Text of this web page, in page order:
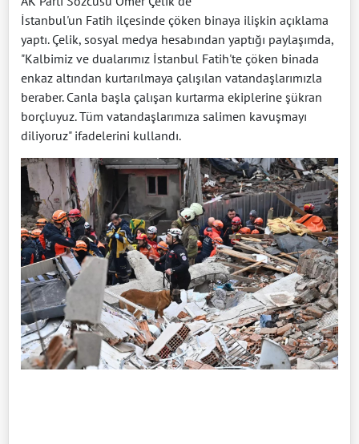
İstanbul'un Fatih ilçesinde çöken binaya ilişkin açıklama
yaptı. Çelik, sosyal medya hesabından yaptığı paylaşımda,
"Kalbimiz ve dualarımız İstanbul Fatih'te çöken binada
enkaz altından kurtarılmaya çalışılan vatandaşlarımızla
beraber. Canla başla çalışan kurtarma ekiplerine şükran
borçluyuz. Tüm vatandaşlarımıza salimen kavuşmayı
diliyoruz" ifadelerini kullandı.